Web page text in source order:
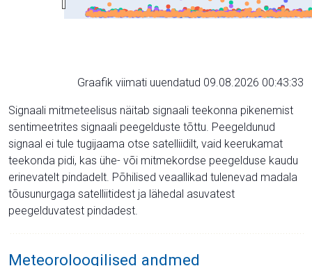
Graafik viimati uuendatud 09.08.2026 00:43:33
Signaali mitmeteelisus näitab signaali teekonna pikenemist
sentimeetrites signaali peegelduste tõttu. Peegeldunud
signaal ei tule tugijaama otse satelliidilt, vaid keerukamat
teekonda pidi, kas ühe- või mitmekordse peegelduse kaudu
erinevatelt pindadelt. Põhilised veaallikad tulenevad madala
tõusunurgaga satelliitidest ja lähedal asuvatest
peegelduvatest pindadest.
Meteoroloogilised andmed